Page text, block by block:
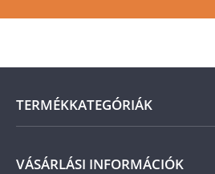
TERMÉKKATEGÓRIÁK
Arany
VÁSÁRLÁSI INFORMÁCIÓK